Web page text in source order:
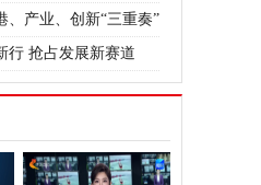
、产业、创新“三重奏”
行 抢占发展新赛道